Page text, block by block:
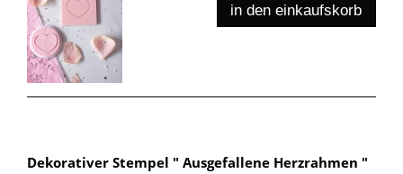
in den einkaufskorb
Dekorativer Stempel " Ausgefallene Herzrahmen "